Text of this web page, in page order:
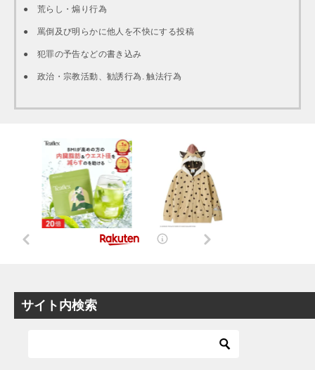
● 荒らし・煽り行為
● 罵倒及び明らかに他人を不快にする投稿
● 犯罪の予告などの書き込み
● 政治・宗教活動、勧誘行為. 触法行為
サイト内検索